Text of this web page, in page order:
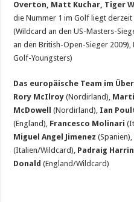
Overton, Matt Kuchar, Tiger
die Nummer 1 im Golf liegt derzeit
(Wildcard an den US-Masters-
an den British-Open-Sieger 2009),
Golf-Youngsters)
Das europäische Team im
Rory McIlroy (Nordirland),
McDowell
(Nordirland), Ian
(England), Francesco Molinari
Miguel Angel Jimenez (Spanien),
(Italien/Wildcard), Padraig
Donald(England/Wildcard)